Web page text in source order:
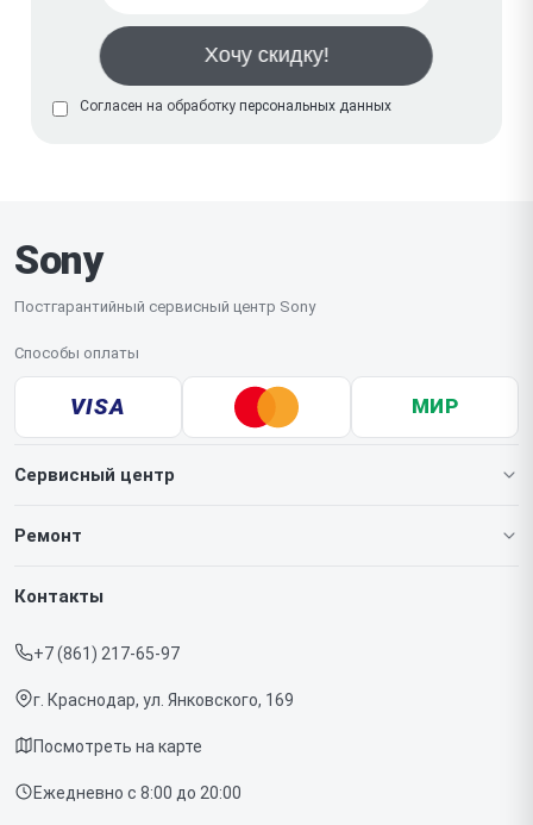
Согласен на обработку персональных данных
Sony
Постгарантийный сервисный центр Sony
Способы оплаты
VISA МИР
Сервисный центр
О нашем сервисе
Срочный ремонт
Доставка и способы оплаты
Диагностика
Контакты
Ремонт
Игровых приставок
Контакты
+7 (861) 217-65-97
г. Краснодар, ул. Янковского, 169
Посмотреть на карте
Ежедневно с 8:00 до 20:00